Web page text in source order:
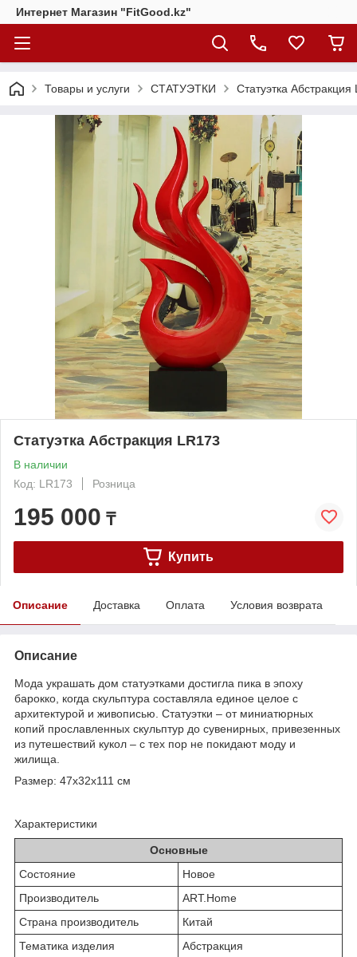
Интернет Магазин "FitGood.kz"
Товары и услуги СТАТУЭТКИ Статуэтка Абстракция
Статуэтка Абстракция LR173
В наличии
Код: LR173
Розница
195 000 ₸
Купить
Описание Доставка Оплата Условия возврата
Описание
Мода украшать дом статуэтками достигла пика в эпоху
барокко, когда скульптура составляла единое целое с
архитектурой и живописью. Статуэтки – от миниатюрных
копий прославленных скульптур до сувенирных, привезенных
из путешествий кукол – с тех пор не покидают моду и
жилища.
Размер: 47х32х111 см
Характеристики
Основные
Состояние
Новое
Производитель
ART.Home
Страна производитель
Китай
Тематика изделия
Абстракция